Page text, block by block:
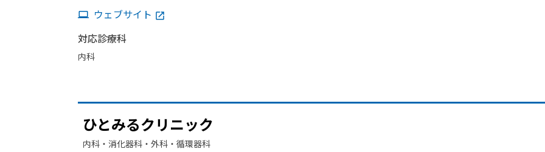
ウェブサイト
対応診療科
内科
ひとみるクリニック
内科・​消化器科・​外科・​循環器科